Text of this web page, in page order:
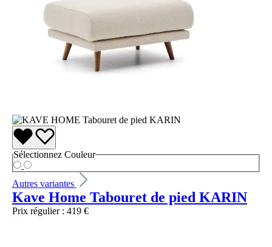
Sélectionnez Couleur
Autres variantes
Kave Home Tabouret de pied KARIN
Prix régulier : 419 €